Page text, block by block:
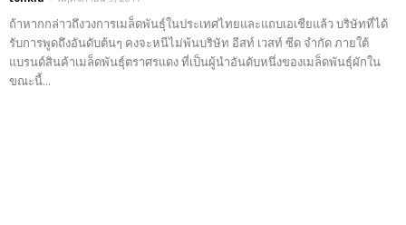
ถ้าหากกล่าวถึงวงการเมล็ดพันธุ์ในประเทศไทยและแถบเอเชียแล้ว บริษัทที่ได้
รับการพูดถึงอันดับต้นๆ คงจะหนีไม่พ้นบริษัท อีสท์ เวสท์ ซีด จำกัด ภายใต้
แบรนด์สินค้าเมล็ดพันธุ์ตราศรแดง ที่เป็นผู้นำอันดับหนึ่งของเมล็ดพันธุ์ผักใน
ขณะนี้...